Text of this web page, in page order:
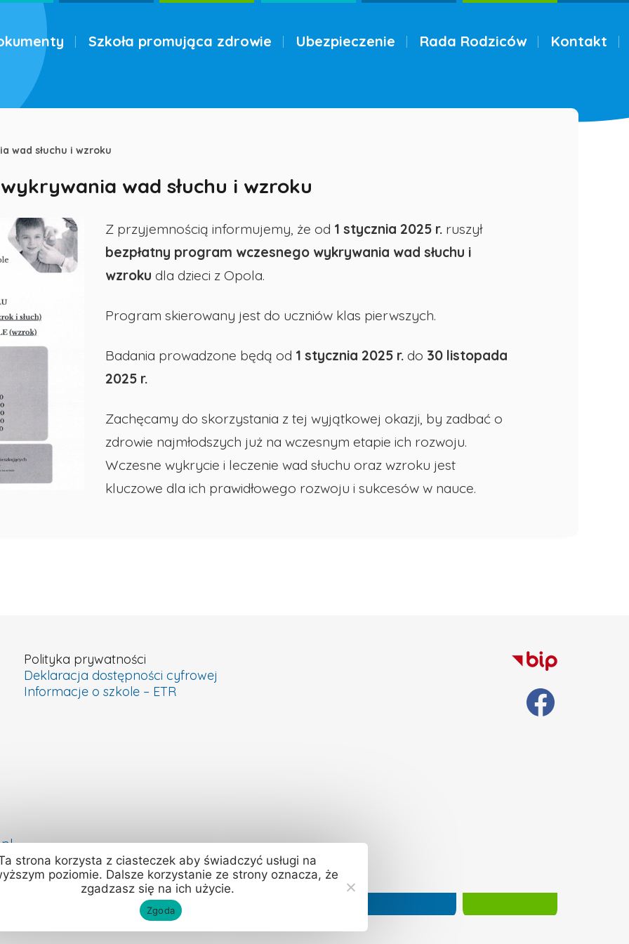
Szkoła promująca zdrowie Ubezpieczenie Rada Rodziców Kontakt
wad słuchu i wzroku
wad słuchu i wzroku
Z przyjemnością informujemy, że od 1 stycznia 2025 r. ruszył
bezpłatny program wczesnego wykrywania wad słuchu i
wzroku dla dzieci z Opola.
Program skierowany jest do uczniów klas pierwszych.
Badania prowadzone będą od 1 stycznia 2025 r. do 30 listopada
2025 r.
Zachęcamy do skorzystania z tej wyjątkowej okazji, by zadbać o
zdrowie najmłodszych już na wczesnym etapie ich rozwoju.
Wczesne wykrycie i leczenie wad słuchu oraz wzroku jest
kluczowe dla ich prawidłowego rozwoju i sukcesów w nauce.
Polityka prywatności
Deklaracja dostępności cyfrowej
Informacje o szkole – ETR
strona korzysta z ciasteczek aby świadczyć usługi na
poziomie. Dalsze korzystanie ze strony oznacza, że
zgadzasz się na ich użycie.
Zgoda